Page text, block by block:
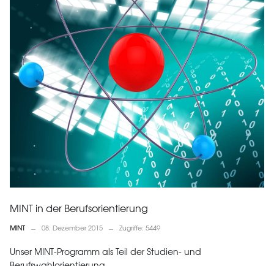
MINT in der Berufsorientierung
MINT 08. Dezember 2015 Zugriffe: 5449
Unser MINT-Programm als Teil der Studien- und